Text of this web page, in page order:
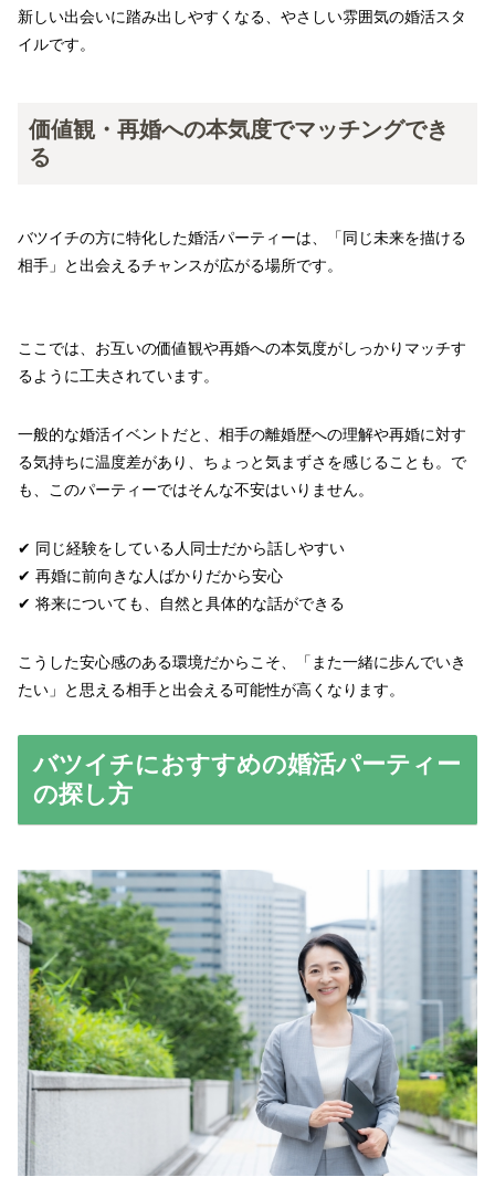
新しい出会いに踏み出しやすくなる、やさしい雰囲気の婚活スタ
イルです。
価値観・再婚への本気度でマッチングでき
る
バツイチの方に特化した婚活パーティーは、「同じ未来を描ける
相手」と出会えるチャンスが広がる場所です。
ここでは、お互いの価値観や再婚への本気度がしっかりマッチす
るように工夫されています。
一般的な婚活イベントだと、相手の離婚歴への理解や再婚に対す
る気持ちに温度差があり、ちょっと気まずさを感じることも。で
も、このパーティーではそんな不安はいりません。
✔ 同じ経験をしている人同士だから話しやすい
✔ 再婚に前向きな人ばかりだから安心
✔ 将来についても、自然と具体的な話ができる
こうした安心感のある環境だからこそ、「また一緒に歩んでいき
たい」と思える相手と出会える可能性が高くなります。
バツイチにおすすめの婚活パーティー
の探し方